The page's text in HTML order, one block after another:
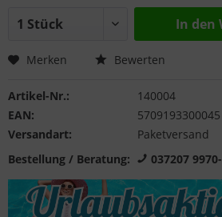
In den
Merken Bewerten
Artikel-Nr.:
140004
EAN:
5709193300045
Versandart:
Paketversand
Bestellung / Beratung:
037207